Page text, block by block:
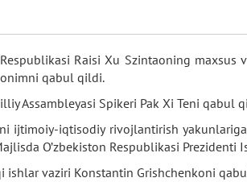
Raisi Xu Szintaoning
qabul qildi.
Assambleyasi Spikeri Pak Xi Teni qabul
ijtimoiy-iqtisodiy rivojlantirish
O’zbekiston Respublikasi Prezidenti
ishlar vaziri Konstantin Grishchenkoni